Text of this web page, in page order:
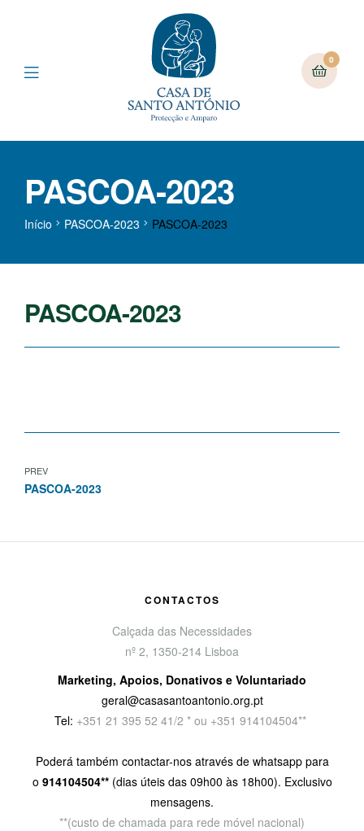
0
PASCOA-2023
Início PASCOA-2023 PASCOA-2023
PASCOA-2023
PREV
PASCOA-2023
CONTACTOS
Calçada das Necessidades
nº 2, 1350-214 Lisboa
Marketing, Apoios, Donativos e Voluntariado
geral@casasantoantonio.org.pt
Tel: +351 21 395 52 41/2 * ou +351 914104504**
Poderá também contactar-nos através de whatsapp para
o 914104504** (dias úteis das 09h00 às 18h00). Exclusivo
mensagens.
**(custo de chamada para rede móvel nacional)